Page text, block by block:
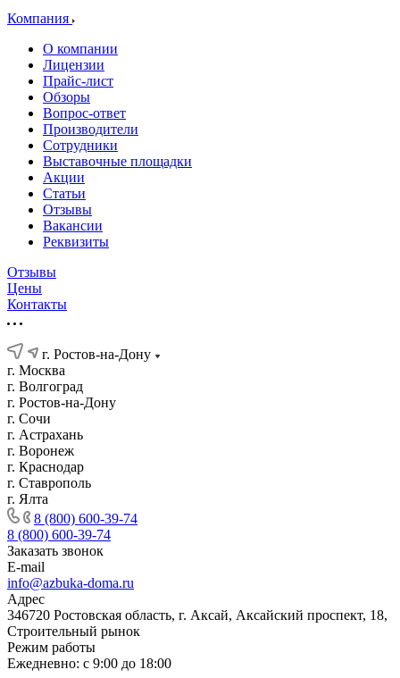
Компания
О компании
Лицензии
Прайс-лист
Обзоры
Вопрос-ответ
Производители
Сотрудники
Выставочные площадки
Акции
Статьи
Отзывы
Вакансии
Реквизиты
Отзывы
Цены
Контакты
г. Ростов-на-Дону
г. Москва
г. Волгоград
г. Ростов-на-Дону
г. Сочи
г. Астрахань
г. Воронеж
г. Краснодар
г. Ставрополь
г. Ялта
8 (800) 600-39-74
8 (800) 600-39-74
Заказать звонок
E-mail
info@azbuka-doma.ru
Адрес
346720 Ростовская область, г. Аксай, Аксайский проспект, 18,
Строительный рынок
Режим работы
Ежедневно: с 9:00 до 18:00